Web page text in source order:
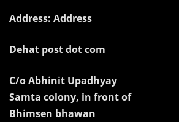
Address: Address
Dehat post dot com
C/o Abhinit Upadhyay
Samta colony, in front of
Bhimsen bhawan